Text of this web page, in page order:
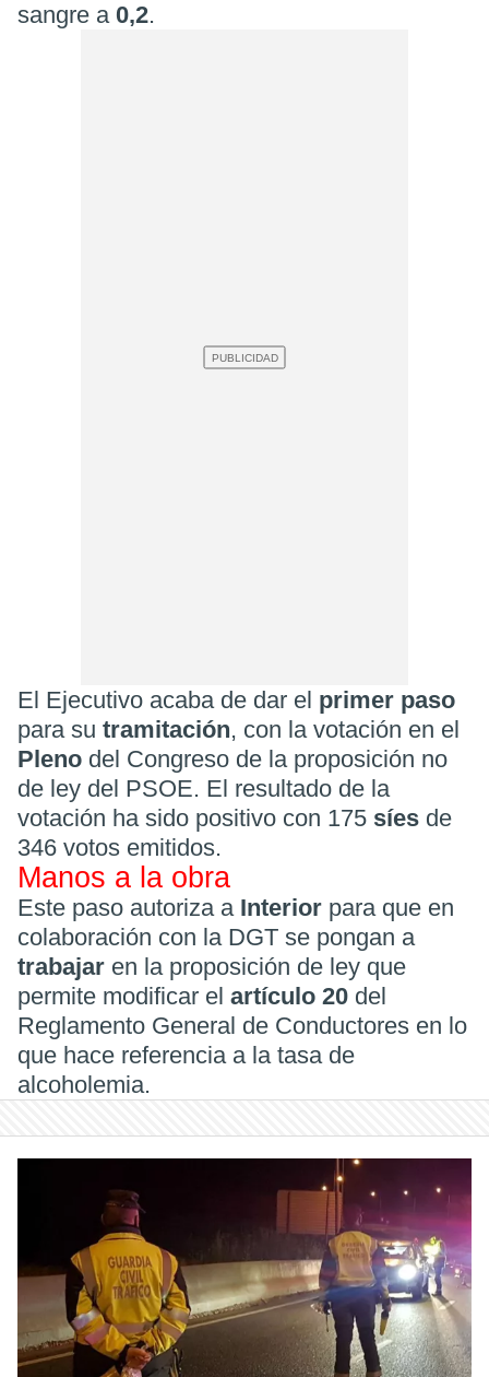
sangre a 0,2.
El Ejecutivo acaba de dar el primer paso
para su tramitación, con la votación en el
Pleno del Congreso de la proposición no
de ley del PSOE. El resultado de la
votación ha sido positivo con 175 síes de
346 votos emitidos.
Manos a la obra
Este paso autoriza a Interior para que en
colaboración con la DGT se pongan a
trabajar en la proposición de ley que
permite modificar el artículo 20 del
Reglamento General de Conductores en lo
que hace referencia a la tasa de
alcoholemia.